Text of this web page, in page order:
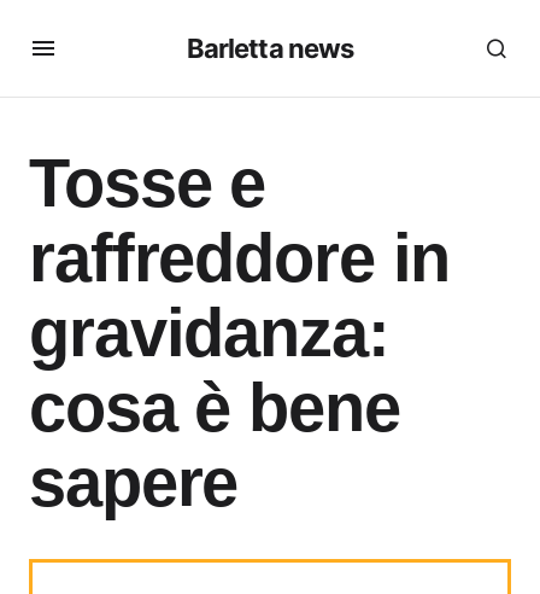
Barletta news
Tosse e
raffreddore in
gravidanza:
cosa è bene
sapere